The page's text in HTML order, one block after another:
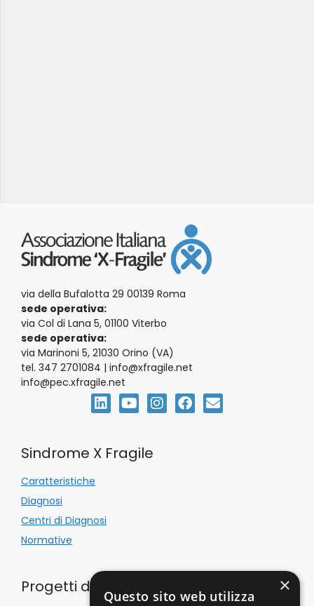
via della Bufalotta 29 00139 Roma
sede operativa:
via Col di Lana 5, 01100 Viterbo
sede operativa:
via Marinoni 5, 21030 Orino (VA)
tel. 347 2701084 | info@xfragile.net
info@pec.xfragile.net
Sindrome X Fragile
Caratteristiche
Diagnosi
Centri di Diagnosi
Normative
Progetti di Inclusione ×
Questo sito web utilizza